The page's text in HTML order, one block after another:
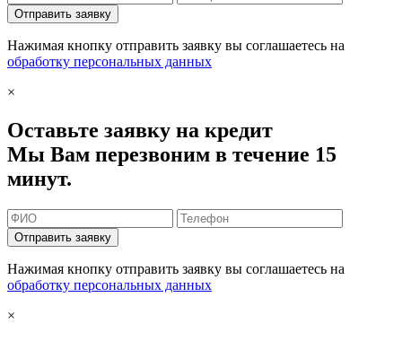
Отправить заявку
Нажимая кнопку отправить заявку вы соглашаетесь на
обработку персональных данных
×
Оставьте заявку на кредит
Мы Вам перезвоним в течение 15
минут.
Отправить заявку
Нажимая кнопку отправить заявку вы соглашаетесь на
обработку персональных данных
×